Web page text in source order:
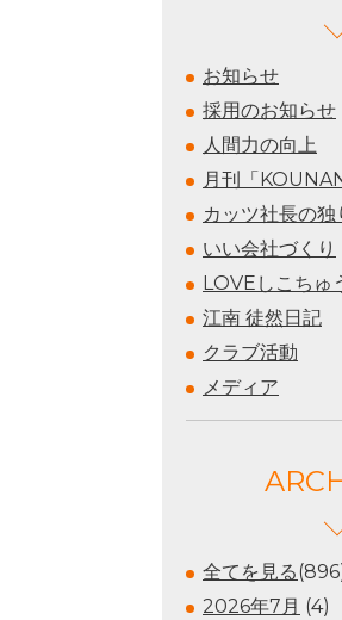
お知らせ
採用のお知らせ
人間力の向上
月刊「
カッツ社長の独
いい会社づくり
LOVEしこちゅ
江南 徒然日記
クラブ活動
メディア
全てを見る
2026年7月 (4)